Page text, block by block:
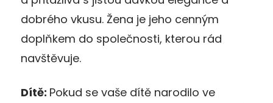
dobrého vkusu. Žena je jeho cenným
doplňkem do společnosti, kterou rád
navštěvuje.
Dítě: Pokud se vaše dítě narodilo ve